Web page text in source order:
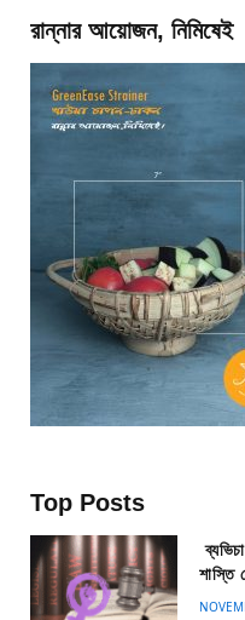
রান্নার আয়োজন, নিমিষেই
Top Posts
শাস্তি